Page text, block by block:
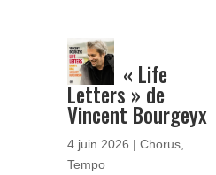
« Life
Letters » de
Vincent Bourgeyx
4 juin 2026 | Chorus,
Tempo